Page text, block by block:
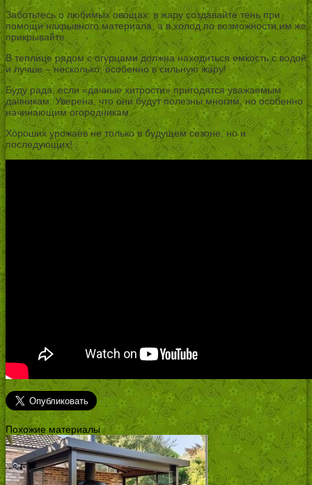
Заботьтесь о любимых овощах: в жару создавайте тень при
помощи накрывного материала, а в холод по возможности им же
прикрывайте.
В теплице рядом с огурцами должна находиться емкость с водой
и лучше – несколько, особенно в сильную жару!
Буду рада, если «дачные хитрости» пригодятся уважаемым
дачникам. Уверена, что они будут полезны многим, но особенно
начинающим огородникам.
Хороших урожаев не только в будущем сезоне, но и
последующих!
Похожие материалы